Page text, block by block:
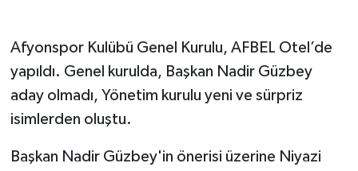
Afyonspor Kulübü Genel Kurulu, AFBEL Otel’de
yapıldı. Genel kurulda, Başkan Nadir Güzbey
aday olmadı, Yönetim kurulu yeni ve sürpriz
isimlerden oluştu.
Başkan Nadir Güzbey'in önerisi üzerine Niyazi